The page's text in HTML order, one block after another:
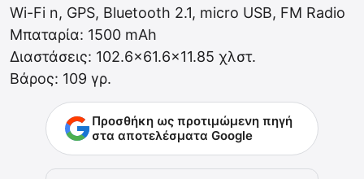
Wi-Fi n, GPS, Bluetooth 2.1, micro USB, FM Radio
Μπαταρία: 1500 mAh
Διαστάσεις: 102.6×61.6×11.85 χλστ.
Βάρος: 109 γρ.
Προσθήκη ως προτιμώμενη πηγή
στα αποτελέσματα Google